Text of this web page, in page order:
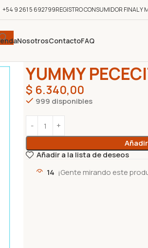
+54 9 261 5 692799REGISTRO CONSUMIDOR FINAL Y
NosotrosContactoFAQ
YUMMY
$ 6.340,00
999 disponibles
Añadir a la lista de deseos
14 ¡Gente mirando este